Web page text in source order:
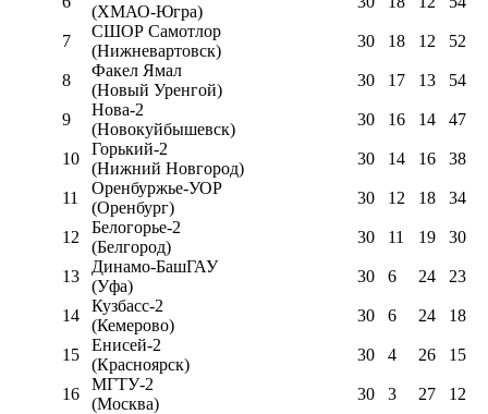
(ХМАО-Югра)
7
СШОР Самотлор
(Нижневартовск)
30 18 12 52
8
Факел Ямал
(Новый Уренгой)
30 17 13 54
9
Нова-2
(Новокуйбышевск)
30 16 14 47
10
Горький-2
(Нижний Новгород)
30 14 16 38
11
Оренбуржье-УОР
(Оренбург)
30 12 18 34
12
Белогорье-2
(Белгород)
30 11 19 30
13
Динамо-БашГАУ
(Уфа)
30 6 24 23
14
Кузбасс-2
(Кемерово)
30 6 24 18
15
Енисей-2
(Красноярск)
30 4 26 15
16
МГТУ-2
(Москва)
30 3 27 12